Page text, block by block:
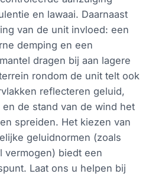
en lawaai. Daarnaast
van de unit invloed: een
demping en een
dragen bij aan lagere
rondom de unit telt ook
reflecteren geluid,
de stand van de wind het
spreiden. Het kiezen van
geluidnormen (zoals
vermogen) biedt een
Laat ons u helpen bij